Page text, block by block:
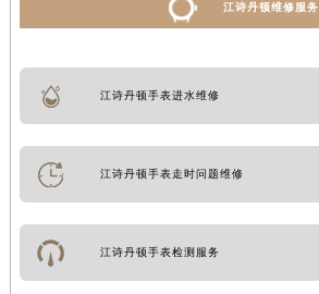
江诗丹顿维修服务
江诗丹顿手表进水维修
江诗丹顿手表走时问题维修
江诗丹顿手表检测服务